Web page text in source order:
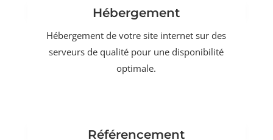
Hébergement
Hébergement de votre site internet sur des
serveurs de qualité pour une disponibilité
optimale.
Référencement